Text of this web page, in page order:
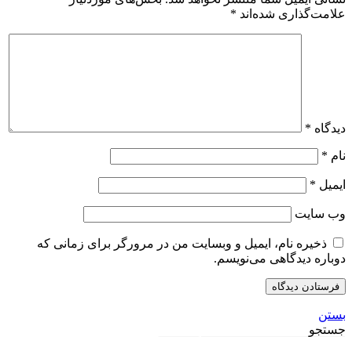
علامت‌گذاری شده‌اند *
دیدگاه *
نام *
ایمیل *
وب‌ سایت
ذخیره نام، ایمیل و وبسایت من در مرورگر برای زمانی که
دوباره دیدگاهی می‌نویسم.
بستن
جستجو